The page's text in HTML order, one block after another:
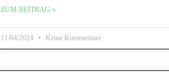
ZUM BEITRAG »
11/04/2024 Keine Kommentare